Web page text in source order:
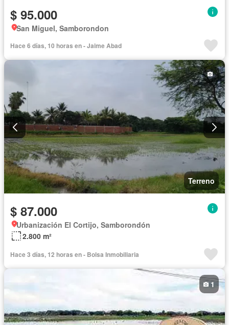
$ 95.000
San Miguel, Samborondon
Hace 6 días, 10 horas en - Jaime Abad
Terreno
$ 87.000
Urbanización El Cortijo, Samborondón
2.800 m²
Hace 3 días, 12 horas en - Bolsa Inmobiliaria
1